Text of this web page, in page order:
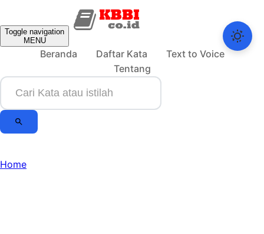
Toggle navigation
MENU
Beranda Daftar Kata
Text to Voice
Tentang
Home